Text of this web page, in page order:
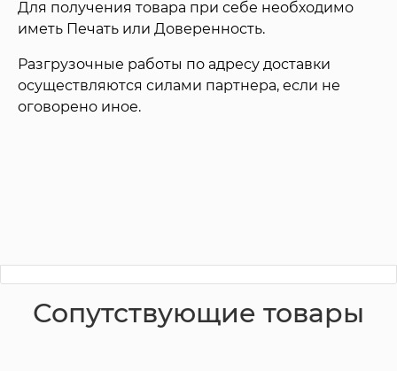
Для получения товара при себе необходимо
иметь Печать или Доверенность.
Разгрузочные работы по адресу доставки
осуществляются силами партнера, если не
оговорено иное.
Сопутствующие товары